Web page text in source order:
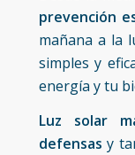
prevención
mañana a la
simples y
energía y tu
Luz solar
defensas y